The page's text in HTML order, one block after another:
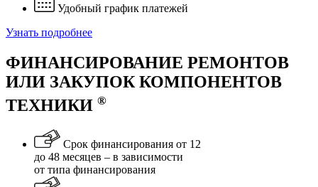
Удобный график платежей
Узнать подробнее
ФИНАНСИРОВАНИЕ РЕМОНТОВ
ИЛИ ЗАКУПОК КОМПОНЕНТОВ
ТЕХНИКИ ®
Срок финансирования от 12
до 48 месяцев – в зависимости
от типа финансирования